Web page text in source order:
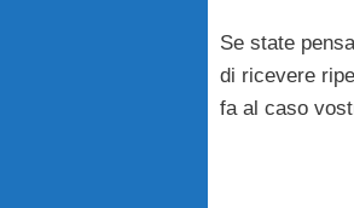
Se state
di ricevere
fa al caso